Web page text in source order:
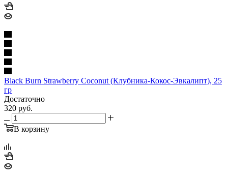
Black Burn Strawberry Coconut (Клубника-Кокос-Эвкалипт), 25
гр
Достаточно
320 руб.
В корзину